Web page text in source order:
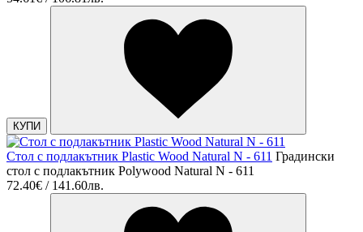
КУПИ
Стол с подлакътник Plastic Wood Natural N - 611 Градински
стол с подлакътник Polywood Natural N - 611
72.40€ / 141.60лв.